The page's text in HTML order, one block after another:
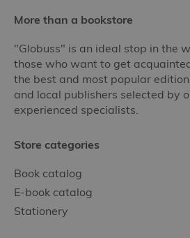
More than a bookstore
"Globuss" is an ideal stop in the
those who want to get
the best and most popular
and local publishers selected by
experienced specialists.
Store categories
Book catalog
E-book catalog
Stationery